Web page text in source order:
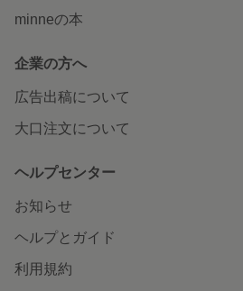
minneの本
企業の方へ
広告出稿について
大口注文について
ヘルプセンター
お知らせ
ヘルプとガイド
利用規約